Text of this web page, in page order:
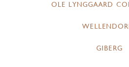
OLE LYNGGAARD
GIBERG